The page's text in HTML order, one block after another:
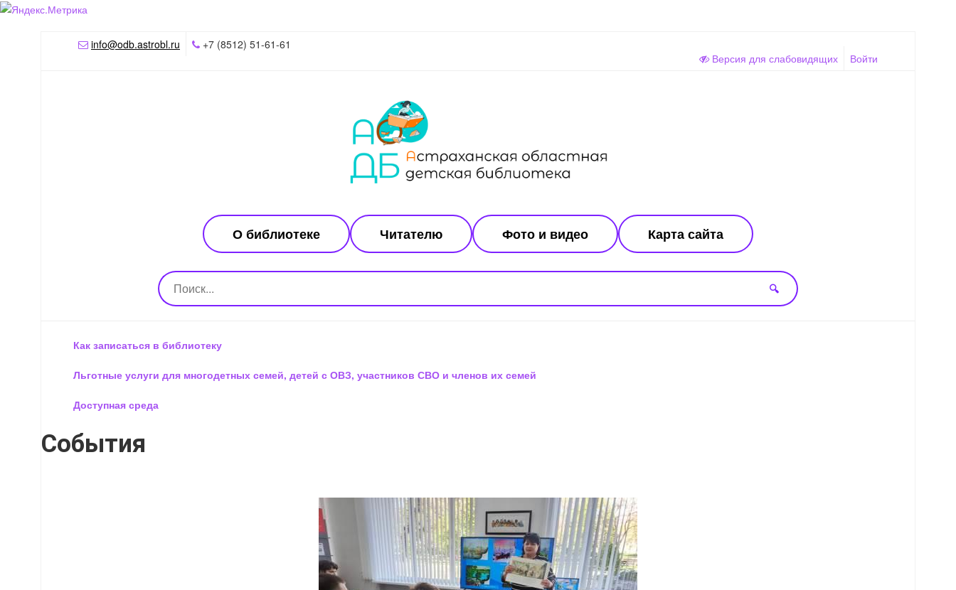
info@odb.astrobl.ru
+7 (8512) 51-61-61
Версия для слабовидящих
Войти
О библиотеке Читателю Фото и видео Карта сайта
🔍
Как записаться в библиотеку
Льготные услуги для многодетных семей, детей с ОВЗ, участников СВО и членов их семей
Доступная среда
События